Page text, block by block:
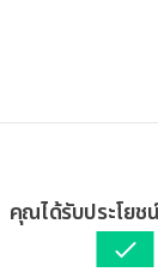
คุณได้รับประโยช